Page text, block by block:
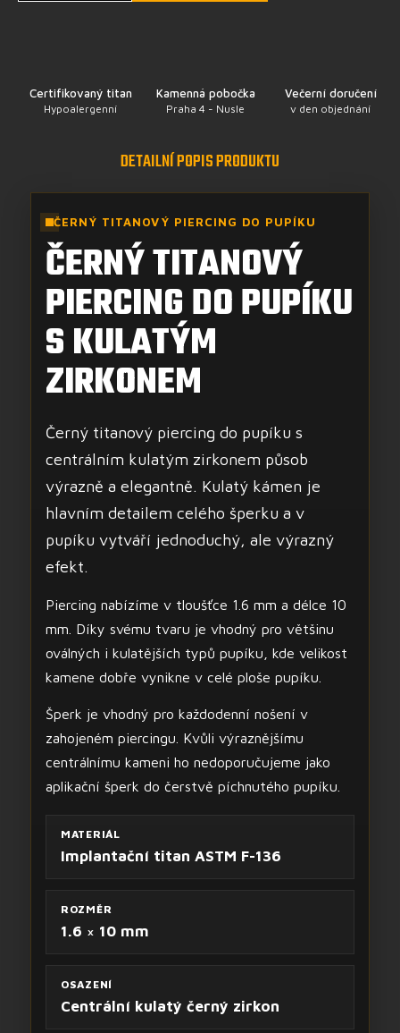
Certifikovaný titan
Hypoalergenní
Kamenná pobočka
Praha 4 - Nusle
Večerní doručení
v den objednání
DETAILNÍ POPIS PRODUKTU
ČERNÝ TITANOVÝ PIERCING DO PUPÍKU
ČERNÝ TITANOVÝ
PIERCING DO PUPÍKU
S KULATÝM
ZIRKONEM
Černý titanový piercing do pupíku s
centrálním kulatým zirkonem působ
výrazně a elegantně. Kulatý kámen je
hlavním detailem celého šperku a v
pupíku vytváří jednoduchý, ale výrazný
efekt.
Piercing nabízíme v tloušťce 1.6 mm a délce 10
mm. Díky svému tvaru je vhodný pro většinu
oválných i kulatějších typů pupíku, kde velikost
kamene dobře vynikne v celé ploše pupíku.
Šperk je vhodný pro každodenní nošení v
zahojeném piercingu. Kvůli výraznějšímu
centrálnímu kameni ho nedoporučujeme jako
aplikační šperk do čerstvě píchnutého pupíku.
MATERIÁL
Implantační titan ASTM F-136
ROZMĚR
1.6 × 10 mm
OSAZENÍ
Centrální kulatý černý zirkon